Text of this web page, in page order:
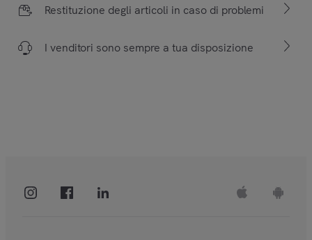
Restituzione degli articoli in caso di problemi
I venditori sono sempre a tua disposizione